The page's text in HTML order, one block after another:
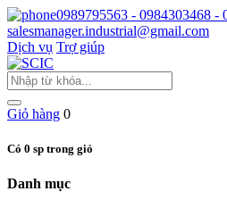
0989795563 - 0984303468 -
salesmanager.industrial@gmail.com
Dịch vụ Trợ giúp
Giỏ hàng 0
Có 0 sp trong giỏ
Danh mục